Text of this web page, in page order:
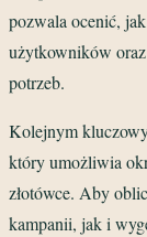
pozwala ocenić,
użytkowników
potrzeb.
Kolejnym
który umożliwia
złotówce. Aby
kampanii, jak i